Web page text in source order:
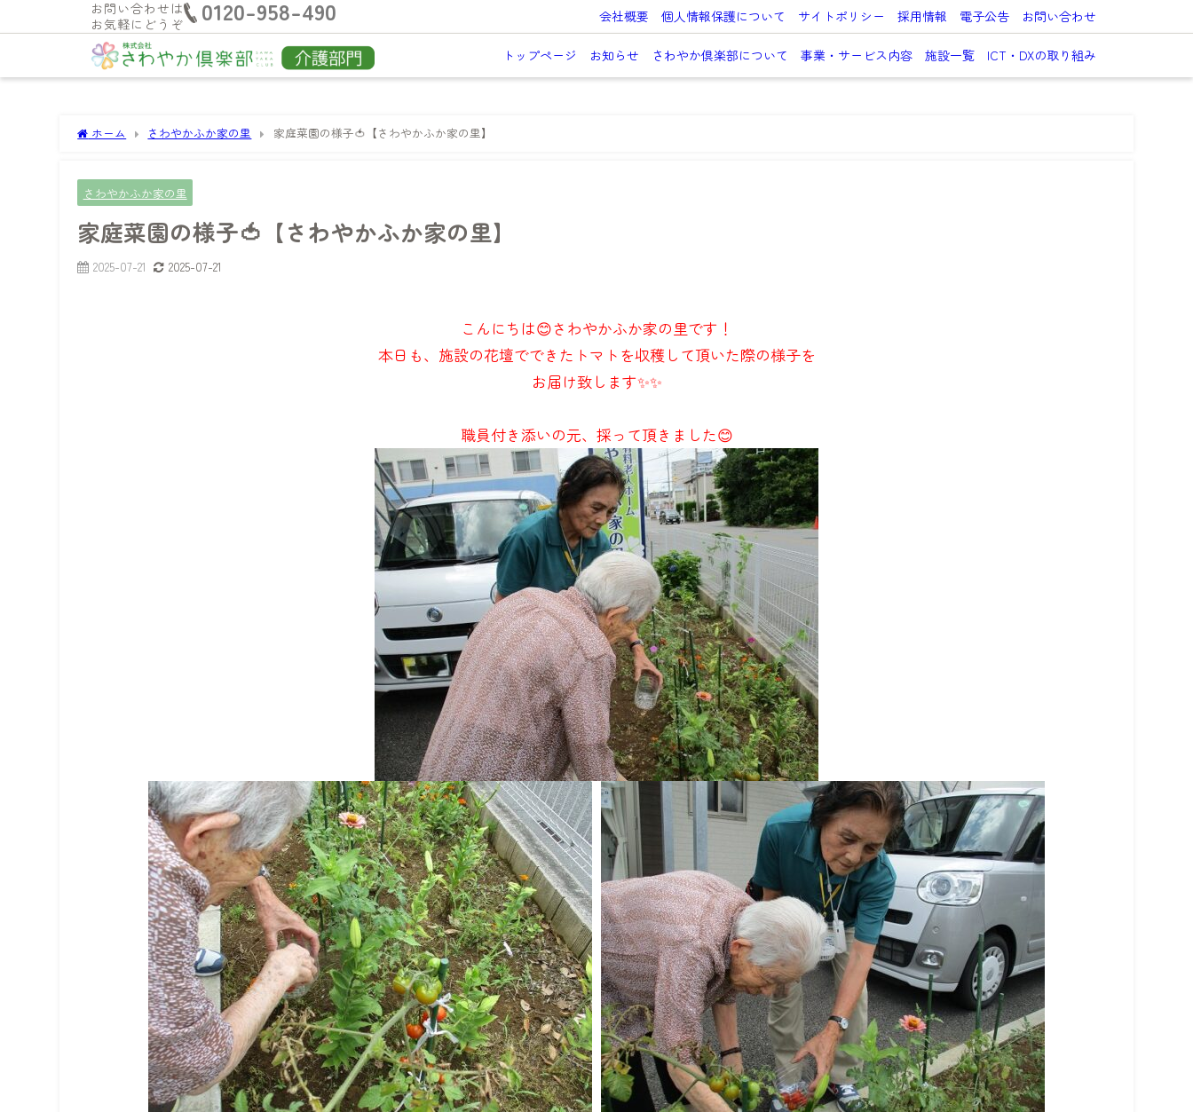
お問い合わせは
お気軽にどうぞ
0120-958-490 会社概要 個人情報保護について サイトポリシー 採用情報 電子公告 お問い合わせ
トップページ お知らせ さわやか倶楽部について 事業・サービス内容 施設一覧 ICT・DXの取り組み
ホーム さわやかふか家の里 家庭菜園の様子🍅【さわやかふか家の里】
さわやかふか家の里
家庭菜園の様子🍅【さわやかふか家の里】
2025-07-21 2025-07-21
こんにちは😊さわやかふか家の里です！
本日も、施設の花壇でできたトマトを収穫して頂いた際の様子を
お届け致します✨✨
職員付き添いの元、採って頂きました😊